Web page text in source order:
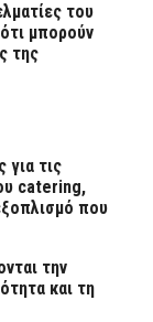
του
μπορούν
της
τις
catering,
που
την
και τη